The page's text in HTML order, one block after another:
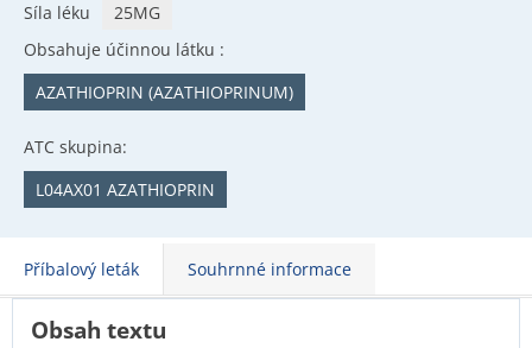
Síla léku
25MG
Obsahuje účinnou látku :
AZATHIOPRIN (AZATHIOPRINUM)
ATC skupina:
L04AX01 AZATHIOPRIN
Příbalový leták Souhrnné informace
Obsah textu